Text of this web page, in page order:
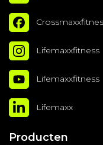
Lifemaxxfitness
Lifemaxxfitness
Lifemaxx
Producten